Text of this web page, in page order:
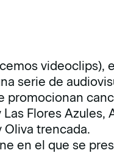
videoclips),
serie de
promocionan
Flores Azules,
Oliva trencada.
en el que se